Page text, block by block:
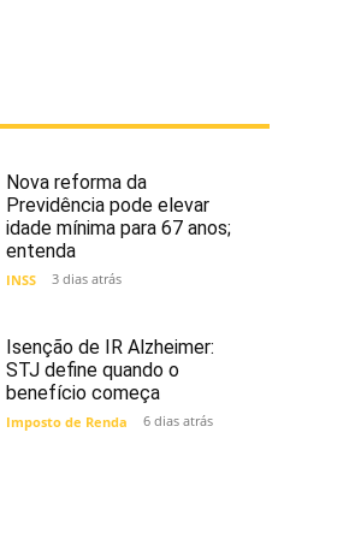
Nova reforma da
Previdência pode elevar
idade mínima para 67 anos;
entenda
INSS 3 dias atrás
Isenção de IR Alzheimer:
STJ define quando o
benefício começa
Imposto de Renda 6 dias atrás